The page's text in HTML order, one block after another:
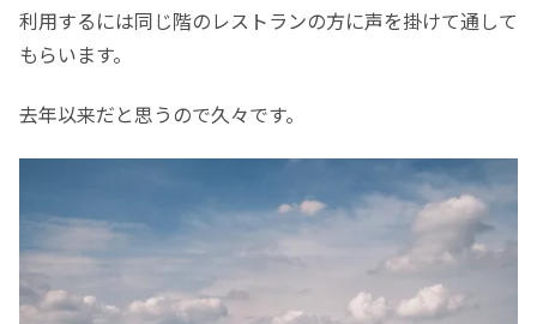
利用するには同じ階のレストランの方に声を掛けて通して
もらいます。
去年以来だと思うので久々です。